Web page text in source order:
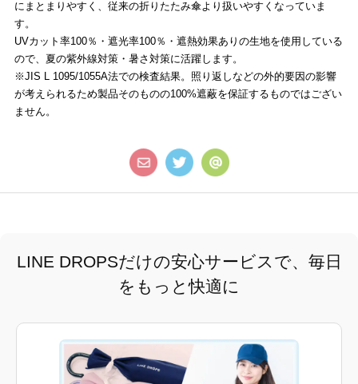
にまとまりやすく、従来の折りたたみ傘より扱いやすくなっていま
す。
UVカット率100％・遮光率100％・遮熱効果ありの生地を使用している
ので、夏の紫外線対策・暑さ対策に活躍します。
※JIS L 1095/1055A法での検査結果。照り返しなどの外的要因の影響
が考えられるため製品そのものの100%遮蔽を保証するものではござい
ません。
LINE DROPSだけの安心サービスで、毎日
をもっと快適に